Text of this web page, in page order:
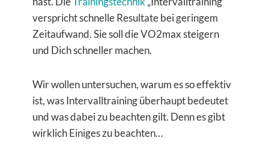
verspricht schnelle Resultate bei geringem
Zeitaufwand. Sie soll die VO2max steigern
und Dich schneller machen.
Wir wollen untersuchen, warum es so effektiv
ist, was Intervalltraining überhaupt bedeutet
und was dabei zu beachten gilt. Denn es gibt
wirklich Einiges zu beachten…